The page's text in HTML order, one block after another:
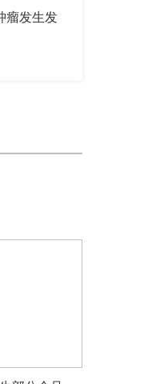
瘤发生发